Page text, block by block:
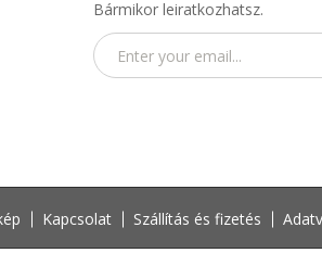
Bármikor leiratkozhatsz.
Kapcsolat Szállítás és fizetés